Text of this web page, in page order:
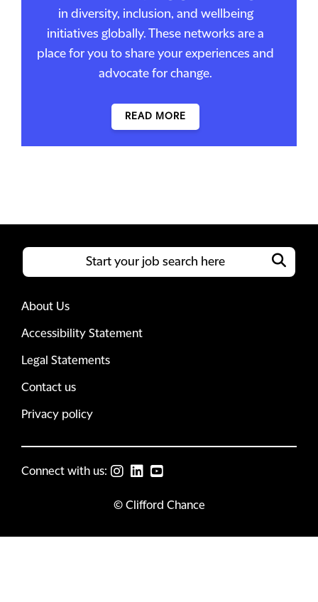
in diversity, inclusion, and wellbeing
initiatives globally. These networks are a
place for you to share your experiences and
advocate for change.
READ MORE
About Us
Accessibility Statement
Legal Statements
Contact us
Privacy policy
Connect with us:
© Clifford Chance